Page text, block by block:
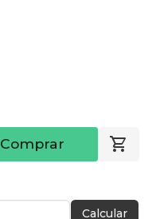
Comprar
Calcular